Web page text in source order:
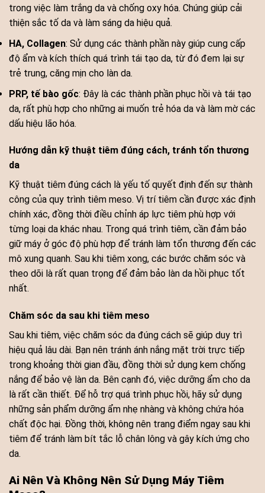
trong việc làm trắng da và chống oxy hóa. Chúng giúp cải
thiện sắc tố da và làm sáng da hiệu quả.
HA, Collagen: Sử dụng các thành phần này giúp cung cấp
độ ẩm và kích thích quá trình tái tạo da, từ đó đem lại sự
trẻ trung, căng mịn cho làn da.
PRP, tế bào gốc: Đây là các thành phần phục hồi và tái tạo
da, rất phù hợp cho những ai muốn trẻ hóa da và làm mờ các
dấu hiệu lão hóa.
Hướng dẫn kỹ thuật tiêm đúng cách, tránh tổn thương
da
Kỹ thuật tiêm đúng cách là yếu tố quyết định đến sự thành
công của quy trình tiêm meso. Vị trí tiêm cần được xác định
chính xác, đồng thời điều chỉnh áp lực tiêm phù hợp với
từng loại da khác nhau. Trong quá trình tiêm, cần đảm bảo
giữ máy ở góc độ phù hợp để tránh làm tổn thương đến các
mô xung quanh. Sau khi tiêm xong, các bước chăm sóc và
theo dõi là rất quan trọng để đảm bảo làn da hồi phục tốt
nhất.
Chăm sóc da sau khi tiêm meso
Sau khi tiêm, việc chăm sóc da đúng cách sẽ giúp duy trì
hiệu quả lâu dài. Bạn nên tránh ánh nắng mặt trời trực tiếp
trong khoảng thời gian đầu, đồng thời sử dụng kem chống
nắng để bảo vệ làn da. Bên cạnh đó, việc dưỡng ẩm cho da
là rất cần thiết. Để hỗ trợ quá trình phục hồi, hãy sử dụng
những sản phẩm dưỡng ẩm nhẹ nhàng và không chứa hóa
chất độc hại. Đồng thời, không nên trang điểm ngay sau khi
tiêm để tránh làm bít tắc lỗ chân lông và gây kích ứng cho
da.
Ai Nên Và Không Nên Sử Dụng Máy Tiêm